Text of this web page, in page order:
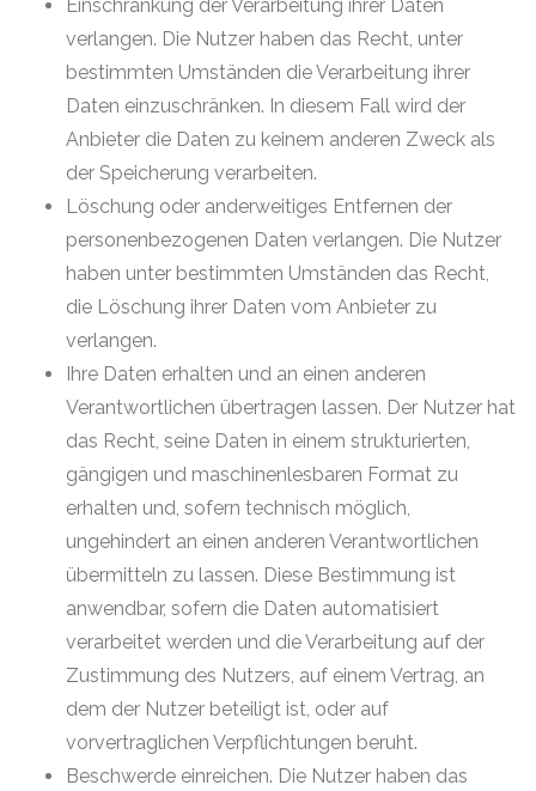
Einschränkung der Verarbeitung ihrer Daten
verlangen. Die Nutzer haben das Recht, unter
bestimmten Umständen die Verarbeitung ihrer
Daten einzuschränken. In diesem Fall wird der
Anbieter die Daten zu keinem anderen Zweck als
der Speicherung verarbeiten.
Löschung oder anderweitiges Entfernen der
personenbezogenen Daten verlangen. Die Nutzer
haben unter bestimmten Umständen das Recht,
die Löschung ihrer Daten vom Anbieter zu
verlangen.
Ihre Daten erhalten und an einen anderen
Verantwortlichen übertragen lassen. Der Nutzer hat
das Recht, seine Daten in einem strukturierten,
gängigen und maschinenlesbaren Format zu
erhalten und, sofern technisch möglich,
ungehindert an einen anderen Verantwortlichen
übermitteln zu lassen. Diese Bestimmung ist
anwendbar, sofern die Daten automatisiert
verarbeitet werden und die Verarbeitung auf der
Zustimmung des Nutzers, auf einem Vertrag, an
dem der Nutzer beteiligt ist, oder auf
vorvertraglichen Verpflichtungen beruht.
Beschwerde einreichen. Die Nutzer haben das